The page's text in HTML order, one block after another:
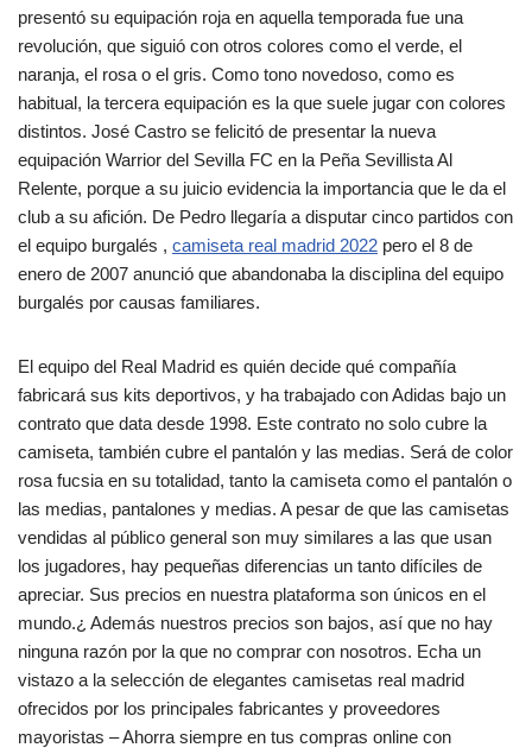
presentó su equipación roja en aquella temporada fue una
revolución, que siguió con otros colores como el verde, el
naranja, el rosa o el gris. Como tono novedoso, como es
habitual, la tercera equipación es la que suele jugar con colores
distintos. José Castro se felicitó de presentar la nueva
equipación Warrior del Sevilla FC en la Peña Sevillista Al
Relente, porque a su juicio evidencia la importancia que le da el
club a su afición. De Pedro llegaría a disputar cinco partidos con
el equipo burgalés , camiseta real madrid 2022 pero el 8 de
enero de 2007 anunció que abandonaba la disciplina del equipo
burgalés por causas familiares.
El equipo del Real Madrid es quién decide qué compañía
fabricará sus kits deportivos, y ha trabajado con Adidas bajo un
contrato que data desde 1998. Este contrato no solo cubre la
camiseta, también cubre el pantalón y las medias. Será de color
rosa fucsia en su totalidad, tanto la camiseta como el pantalón o
las medias, pantalones y medias. A pesar de que las camisetas
vendidas al público general son muy similares a las que usan
los jugadores, hay pequeñas diferencias un tanto difíciles de
apreciar. Sus precios en nuestra plataforma son únicos en el
mundo.¿ Además nuestros precios son bajos, así que no hay
ninguna razón por la que no comprar con nosotros. Echa un
vistazo a la selección de elegantes camisetas real madrid
ofrecidos por los principales fabricantes y proveedores
mayoristas – Ahorra siempre en tus compras online con